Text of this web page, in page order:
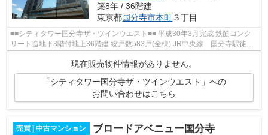
築8年 / 36階建
東京都国分寺市本町３丁目
■■シティタワー国分寺ザ・ツインウエスト■■ 平成30年3月完成 鉄筋コンク
リート造地下3階付地上36階建 総戸数583戸(全棟) JR中央線 国分寺駅徒歩1
現在販売物件情報がありません。
「シティタワー国分寺ザ・ツインウエスト」への
お問い合わせはこちら
売買 | 中古マンション ブロードアベニュー国分寺